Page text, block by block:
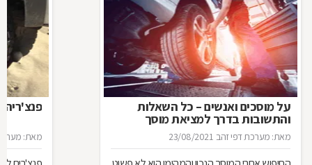
על מוסכים ואנשים – כל השאלות
והתשובות בדרך למציאת מוסך
מאת: מערכת דפי זהב 23/08/2021 מאת: